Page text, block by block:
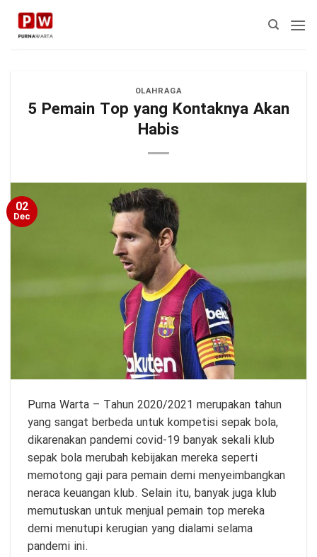
Skip
content
OLAHRAGA
5 Pemain Top yang Kontaknya Akan
Habis
02
Dec
Purna Warta – Tahun 2020/2021 merupakan tahun
yang sangat berbeda untuk kompetisi sepak bola,
dikarenakan pandemi covid-19 banyak sekali klub
sepak bola merubah kebijakan mereka seperti
memotong gaji para pemain demi menyeimbangkan
neraca keuangan klub. Selain itu, banyak juga klub
memutuskan untuk menjual pemain top mereka
demi menutupi kerugian yang dialami selama
pandemi ini.